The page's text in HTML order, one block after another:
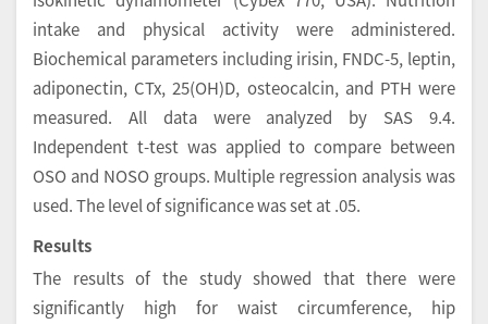
intake and physical activity were administered.
Biochemical parameters including irisin, FNDC-5, leptin,
adiponectin, CTx, 25(OH)D, osteocalcin, and PTH were
measured. All data were analyzed by SAS 9.4.
Independent t-test was applied to compare between
OSO and NOSO groups. Multiple regression analysis was
used. The level of significance was set at .05.
Results
The results of the study showed that there were
significantly high for waist circumference, hip